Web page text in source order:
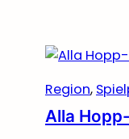
Region,
Alla